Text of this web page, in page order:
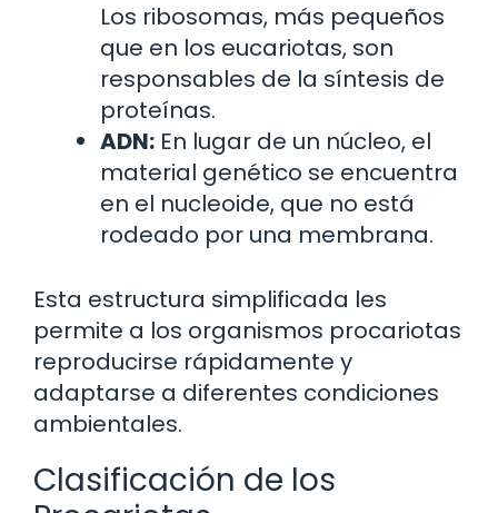
Los ribosomas, más pequeños
que en los eucariotas, son
responsables de la síntesis de
proteínas.
ADN: En lugar de un núcleo, el
material genético se encuentra
en el nucleoide, que no está
rodeado por una membrana.
Esta estructura simplificada les
permite a los organismos procariotas
reproducirse rápidamente y
adaptarse a diferentes condiciones
ambientales.
Clasificación de los